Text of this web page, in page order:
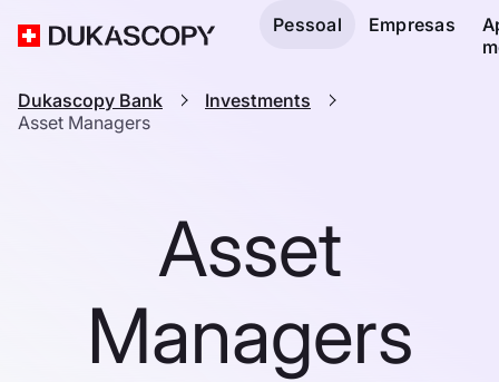
Pessoal Empresas
Dukascopy Bank
Investments
Asset Managers
Asset
Managers